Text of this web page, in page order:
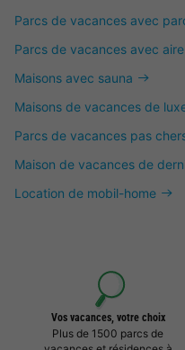
Parcs de vacances avec
Parcs de vacances avec
Maisons avec sauna
Maisons de vacances de
Parcs de vacances pas
Maison de vacances de
Location de mobil-home
Vos vacances, votre choix
Plus de 1500 parcs de